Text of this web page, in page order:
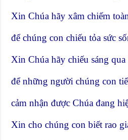
Xin Chúa hãy xâm chiếm
để chúng con chiếu tỏa sức
Xin Chúa hãy chiếu sáng
để những người chúng con
cảm nhận được Chúa đang
Xin cho chúng con biết rao